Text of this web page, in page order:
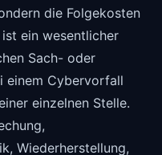
die Folgekosten
ein wesentlicher
Sach- oder
einem Cybervorfall
einzelnen Stelle.
Wiederherstellung,